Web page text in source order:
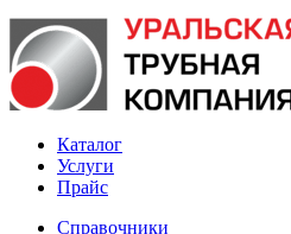
Каталог
Услуги
Прайс
Справочники